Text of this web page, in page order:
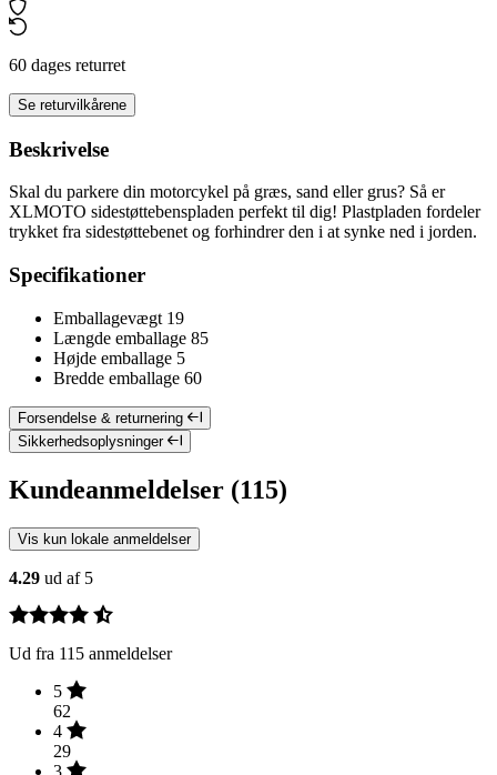
60 dages returret
Se returvilkårene
Beskrivelse
Skal du parkere din motorcykel på græs, sand eller grus? Så er
XLMOTO sidestøttebenspladen perfekt til dig! Plastpladen fordeler
trykket fra sidestøttebenet og forhindrer den i at synke ned i jorden.
Specifikationer
Emballagevægt 19
Længde emballage 85
Højde emballage 5
Bredde emballage 60
Forsendelse & returnering
Sikkerhedsoplysninger
Kundeanmeldelser (115)
Vis kun lokale anmeldelser
4.29 ud af 5
Ud fra 115 anmeldelser
5
62
4
29
3